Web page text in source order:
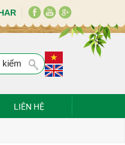
LIÊN HỆ